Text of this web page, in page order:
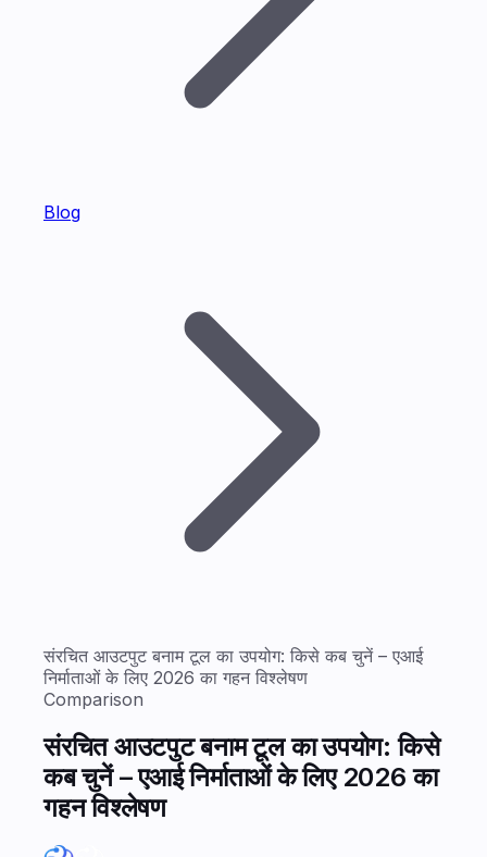
Blog
संरचित आउटपुट बनाम टूल का उपयोग: किसे कब चुनें – एआई
निर्माताओं के लिए 2026 का गहन विश्लेषण
Comparison
संरचित आउटपुट बनाम टूल का उपयोग: किसे
कब चुनें – एआई निर्माताओं के लिए 2026 का
गहन विश्लेषण